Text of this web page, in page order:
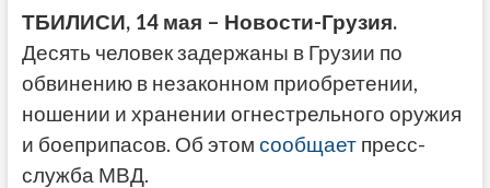
ТБИЛИСИ, 14 мая – Новости-Грузия.
Десять человек задержаны в Грузии по
обвинению в незаконном приобретении,
ношении и хранении огнестрельного оружия
и боеприпасов. Об этом сообщаетпресс-
служба МВД.